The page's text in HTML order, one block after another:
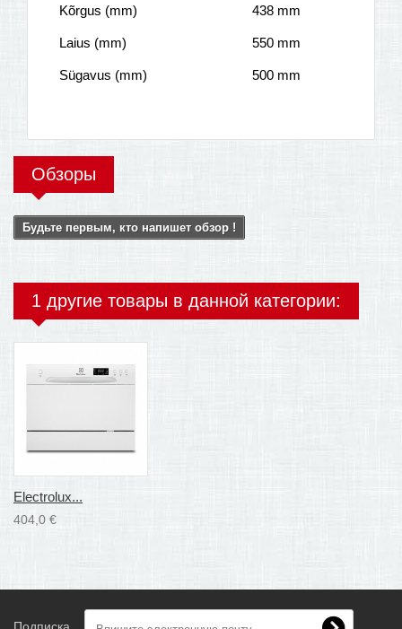
Kõrgus (mm) 438 mm
Laius (mm) 550 mm
Sügavus (mm) 500 mm
Обзоры
Будьте первым, кто напишет обзор !
1 другие товары в данной категории:
Electrolux...
404,0 €